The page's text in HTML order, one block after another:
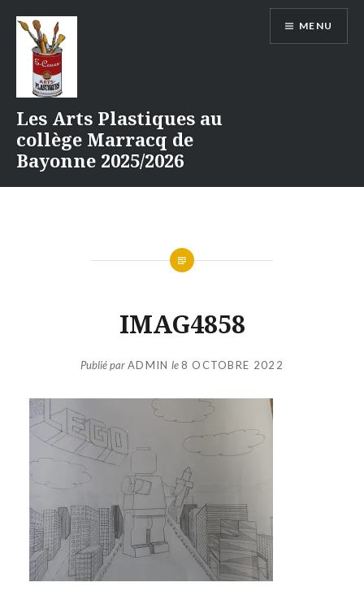
contenu
Les Arts Plastiques au
collège Marracq de
Bayonne 2025/2026
MENU
IMAG4858
Publié parADMIN le 8 OCTOBRE 2022